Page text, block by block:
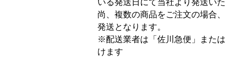
いる発送日にて当社より発送い
尚、複数の商品をご注文の場合
発送となります。
※配送業者は「佐川急便」また
けます